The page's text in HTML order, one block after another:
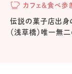
カフェ＆食べ歩
伝説の菓子店出
（浅草橋）唯一無